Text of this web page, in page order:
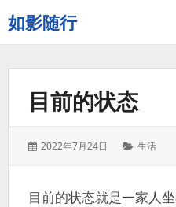
如影随行
如
果
目前的状态
发
2022年7月24日
分
生活
目前的状态就是一家人